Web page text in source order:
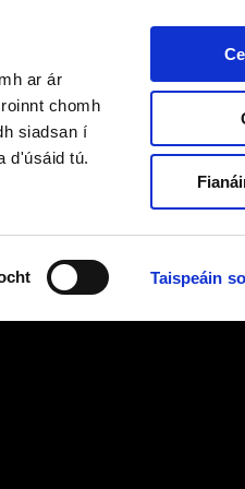
ar ár
chomh
siadsan í
d'úsáid tú.
Taispeáin
Foghlaimeoirí